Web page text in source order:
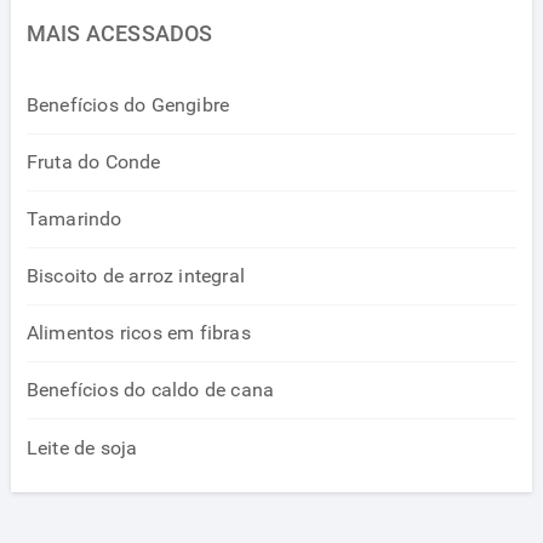
MAIS ACESSADOS
Benefícios do Gengibre
Fruta do Conde
Tamarindo
Biscoito de arroz integral
Alimentos ricos em fibras
Benefícios do caldo de cana
Leite de soja